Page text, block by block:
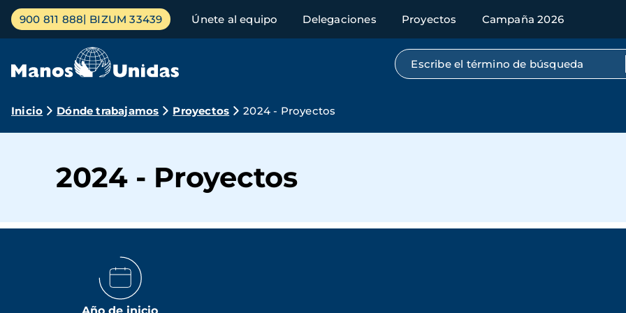
Pasar
contenido
Menú
principal
900 811 888 BIZUM 33439 Únete al equipo Delegaciones Proyectos Campaña 2026
Búsqueda por texto completo
Ruta
navegación
Inicio Dónde trabajamos Proyectos 2024 - Proyectos
2024 - Proyectos